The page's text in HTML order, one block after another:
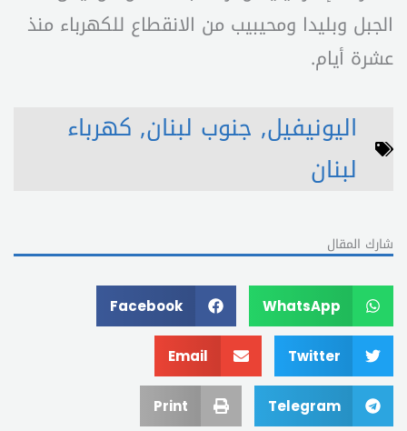
الجبل وبليدا ومحيبيب من الانقطاع للكهرباء منذ
عشرة أيام.
اليونيفيل, جنوب لبنان, كهرباء
لبنان
شارك المقال
WhatsApp
Facebook
Twitter
Email
Telegram
Print